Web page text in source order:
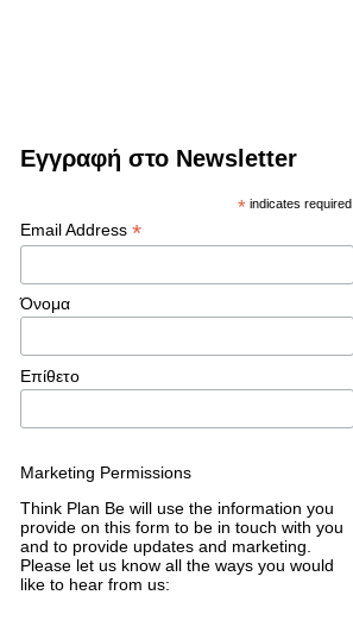
Εγγραφή στο Newsletter
* indicates required
Email Address *
Όνομα
Επίθετο
Marketing Permissions
Think Plan Be will use the information you
provide on this form to be in touch with you
and to provide updates and marketing.
Please let us know all the ways you would
like to hear from us: